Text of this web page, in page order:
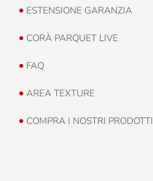
• ESTENSIONE GARANZIA
• CORÀ PARQUET LIVE
• FAQ
• AREA TEXTURE
• COMPRA I NOSTRI PRODOTTI